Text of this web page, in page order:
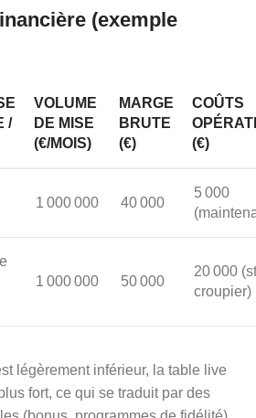
(exemple
/
VOLUME
DE MISE
(€/MOIS)
MARGE
BRUTE
(€)
COÛTS
(€)
1 000 000 40 000
5 000
1 000 000 50 000
20 000
croupier)
légèrement inférieur, la table live
fort, ce qui se traduit par des